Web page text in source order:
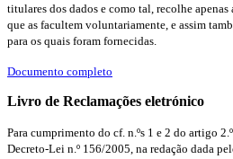
titulares dos dados e como tal, recolhe apenas
que as facultem voluntariamente, e assim
para os quais foram fornecidas.
Documento completo
Livro de Reclamações eletrónico
Para cumprimento do cf. n.ºs 1 e 2 do artigo
Decreto-Lei n.º 156/2005, na redação dada